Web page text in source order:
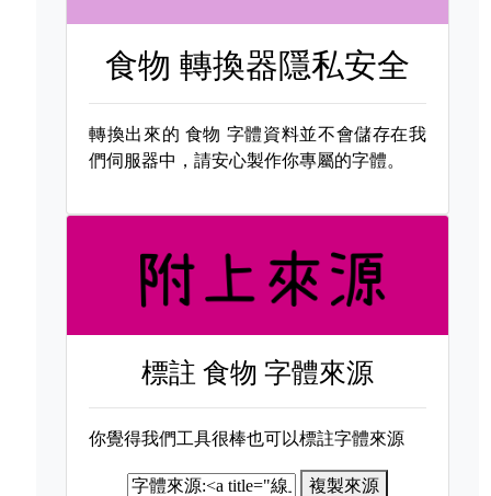
食物 轉換器隱私安全
轉換出來的 食物 字體資料並不會儲存在我
們伺服器中，請安心製作你專屬的字體。
標註食物 字體來源
你覺得我們工具很棒也可以標註字體來源
複製來源